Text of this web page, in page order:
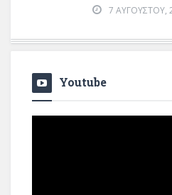
7 ΑΥΓΟΎΣΤΟΥ,
Youtube